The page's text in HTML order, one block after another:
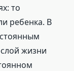
то
ребенка. В
жизни